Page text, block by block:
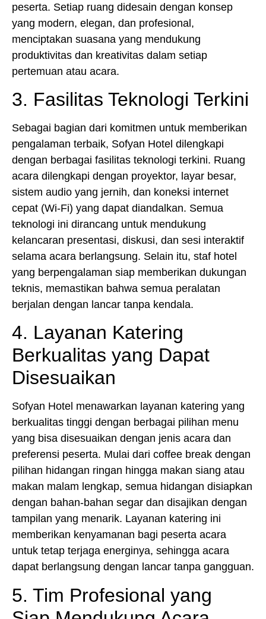
peserta. Setiap ruang didesain dengan konsep
yang modern, elegan, dan profesional,
menciptakan suasana yang mendukung
produktivitas dan kreativitas dalam setiap
pertemuan atau acara.
3. Fasilitas Teknologi Terkini
Sebagai bagian dari komitmen untuk memberikan
pengalaman terbaik, Sofyan Hotel dilengkapi
dengan berbagai fasilitas teknologi terkini. Ruang
acara dilengkapi dengan proyektor, layar besar,
sistem audio yang jernih, dan koneksi internet
cepat (Wi-Fi) yang dapat diandalkan. Semua
teknologi ini dirancang untuk mendukung
kelancaran presentasi, diskusi, dan sesi interaktif
selama acara berlangsung. Selain itu, staf hotel
yang berpengalaman siap memberikan dukungan
teknis, memastikan bahwa semua peralatan
berjalan dengan lancar tanpa kendala.
4. Layanan Katering
Berkualitas yang Dapat
Disesuaikan
Sofyan Hotel menawarkan layanan katering yang
berkualitas tinggi dengan berbagai pilihan menu
yang bisa disesuaikan dengan jenis acara dan
preferensi peserta. Mulai dari coffee break dengan
pilihan hidangan ringan hingga makan siang atau
makan malam lengkap, semua hidangan disiapkan
dengan bahan-bahan segar dan disajikan dengan
tampilan yang menarik. Layanan katering ini
memberikan kenyamanan bagi peserta acara
untuk tetap terjaga energinya, sehingga acara
dapat berlangsung dengan lancar tanpa gangguan.
5. Tim Profesional yang